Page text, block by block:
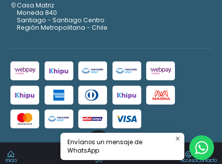
Inicio
0
$0 AccesoContacto
Casa Matriz
Moneda 840
Santiago - Santiago Centro
Región Metropolitana - Chile
2026 Magic4ever.
Todos los derechos reservados.
Desarrollado por Jumpseller.
Envíanos un mensaje de
WhatsApp